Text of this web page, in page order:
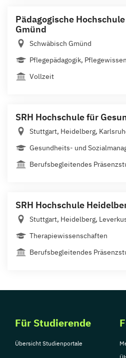
Pädagogische
Gmünd
Schwäbisch Gmünd
Pflegepädagogik,
Vollzeit
SRH Hochschule für
Stuttgart, Heidelberg,
Gesundheits- und
Berufsbegleitendes
SRH Hochschule
Stuttgart, Heidelberg,
Therapiewissenschaften
Berufsbegleitendes
Für Studierende
Übersicht Studienportale